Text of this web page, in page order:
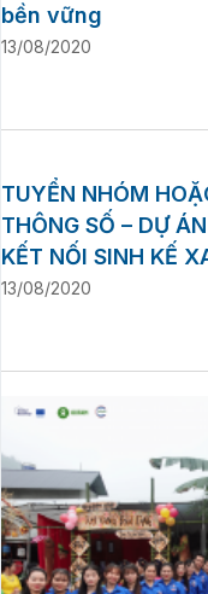
bền vững
13/08/2020
TUYỂN NHÓM
THÔNG SỐ – DỰ
KẾT NỐI SINH KẾ
13/08/2020